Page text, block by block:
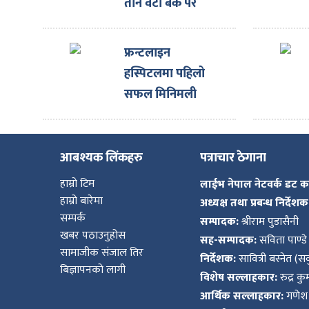
कारबाहीमा
फ्रन्टलाइन
हस्पिटलमा पहिलो
सफल मिनिमली
इन्भेसिभ ओपन हर्ट
सर्जरी
आबश्यक लिंकहरु
हाम्रो टिम
हाम्रो बारेमा
सम्पर्क
खबर पठाउनुहोस
सामाजीक संजाल तिर
बिज्ञापनको लागी
पत्राचार ठेगाना
लाईभ नेपाल नेटवर्क डट
अध्यक्ष तथा प्रबन्ध
सम्पादक:श्रीराम पुडासैनी
सह-सम्पादक:सविता पाण्डे
निर्देशक:सावित्री बस्नेत
विशेष सल्लाहकार:रुद्र
आर्थिक सल्लाहकार:गणेश